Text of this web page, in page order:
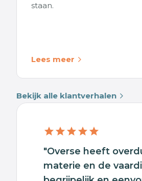
staan.
Lees meer
Bekijk alle klantverhalen
"Overse heeft
materie en de